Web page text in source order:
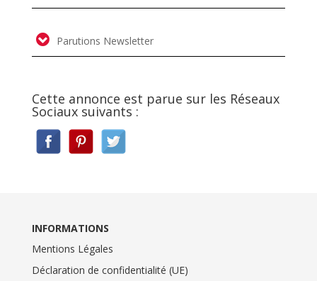
Parutions Newsletter
Cette annonce est parue sur les Réseaux
Sociaux suivants :
INFORMATIONS
Mentions Légales
Déclaration de confidentialité (UE)